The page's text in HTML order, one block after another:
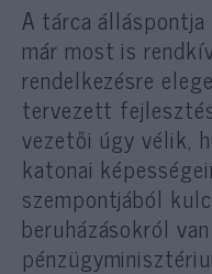
A tárca
már most is
rendelkezésre
tervezett
vezetői úgy vélik,
katonai
szempontjából
beruházásokról